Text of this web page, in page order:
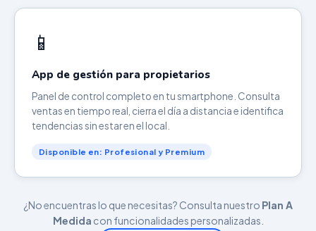
📱
App de gestión para propietarios
Panel de control completo en tu smartphone. Consulta
ventas en tiempo real, cierra el día a distancia e identifica
tendencias sin estar en el local.
Disponible en: Profesional y Premium
¿No encuentras lo que necesitas? Consulta nuestro Plan A
Medida con funcionalidades personalizadas.